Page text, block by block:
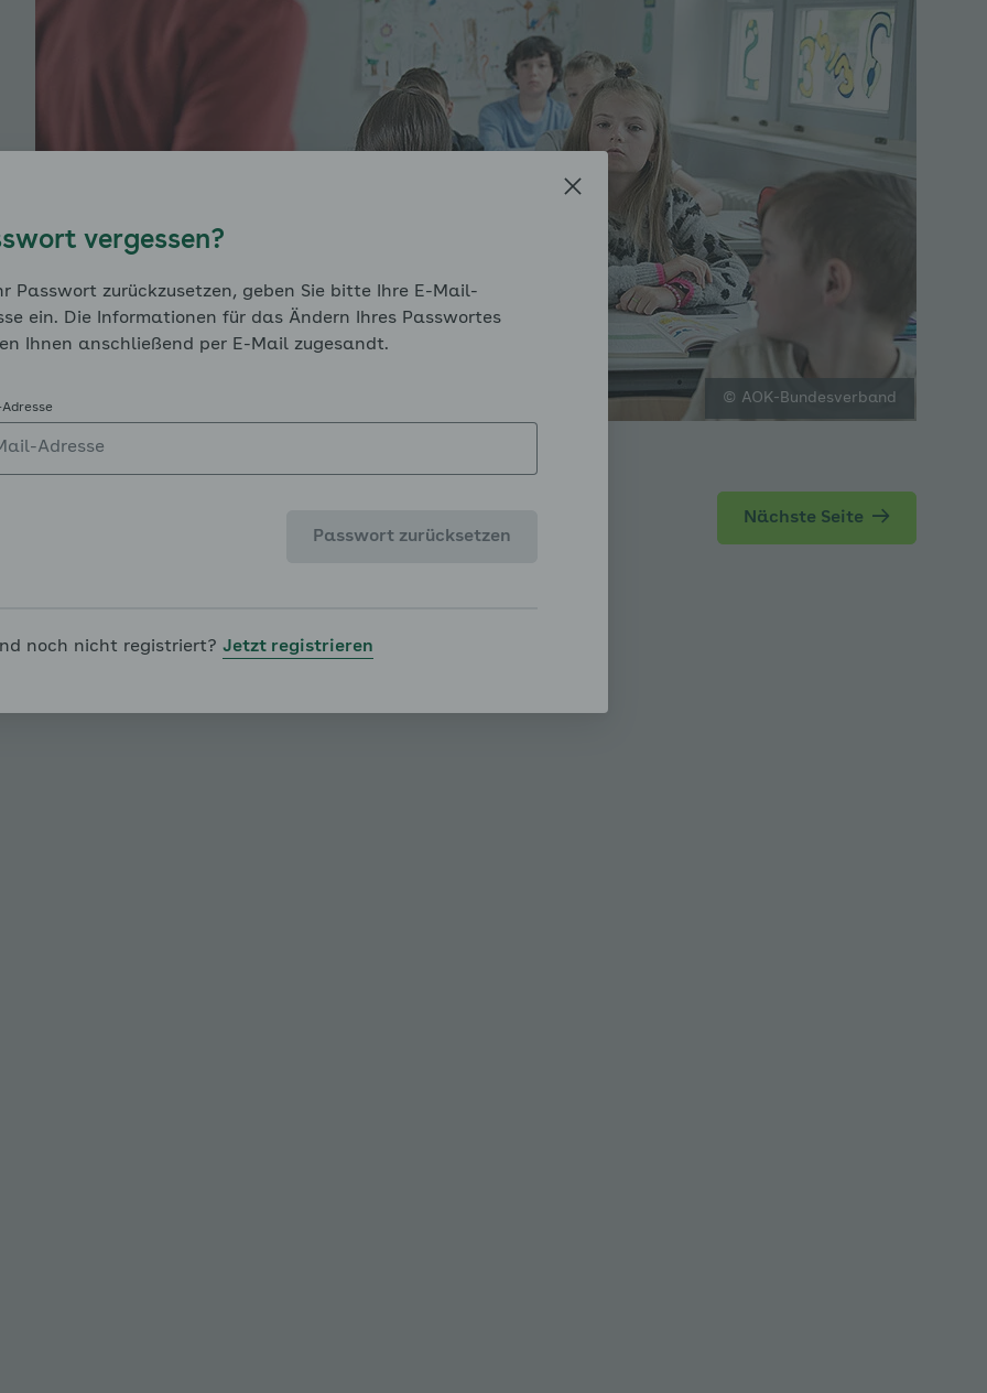
vergessen?
Passwort zurückzusetzen, geben Sie bitte Ihre E-Mail-
ein. Die Informationen für das Ändern Ihres Passwortes
Ihnen anschließend per E-Mail zugesandt.
Passwort zurücksetzen
noch nicht registriert? Jetzt registrieren
© AOK-Bundesverband
Nächste Seite
für Modul 3: Das Kind stärken - Trennungsangst ausklappen
für Modul 3: Das Kind stärken - Leistungsangst ausklappen